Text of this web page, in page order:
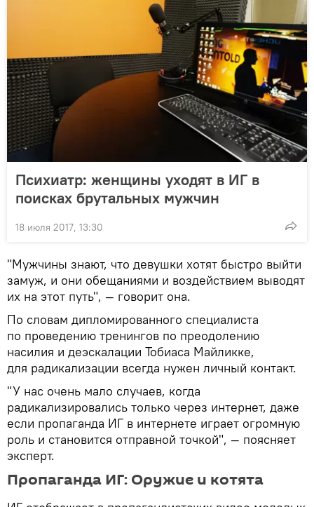
Психиатр: женщины уходят в ИГ в
поисках брутальных мужчин
18 июля 2017, 13:30
"Мужчины знают, что девушки хотят быстро выйти
замуж, и они обещаниями и воздействием выводят
их на этот путь", — говорит она.
По словам дипломированного специалиста
по проведению тренингов по преодолению
насилия и деэскалации Тобиаса Майликке,
для радикализации всегда нужен личный контакт.
"У нас очень мало случаев, когда
радикализировались только через интернет, даже
если пропаганда ИГ в интернете играет огромную
роль и становится отправной точкой", — поясняет
эксперт.
Пропаганда ИГ: Оружие и котята